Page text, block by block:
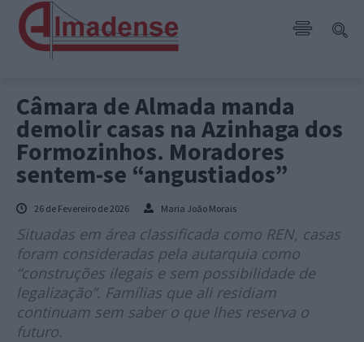
Câmara de Almada manda
demolir casas na Azinhaga dos
Formozinhos. Moradores
sentem-se “angustiados”
26 de Fevereiro de 2026 Maria João Morais
Situadas em área classificada como REN, casas
foram consideradas pela autarquia como
“construções ilegais e sem possibilidade de
legalização”. Famílias que ali residiam
continuam sem saber o que lhes reserva o
futuro.